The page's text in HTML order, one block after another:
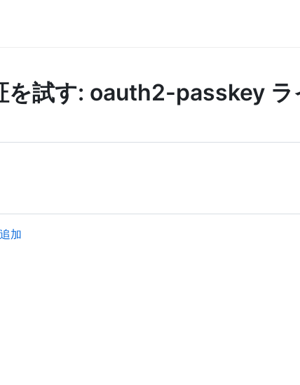
を試す: oauth2-passkey ラ
加